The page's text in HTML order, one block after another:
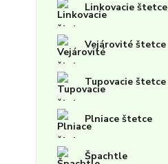
Linkovacie štetce
Vejárovité štetce
Tupovacie štetce
Plniace štetce
Špachtle